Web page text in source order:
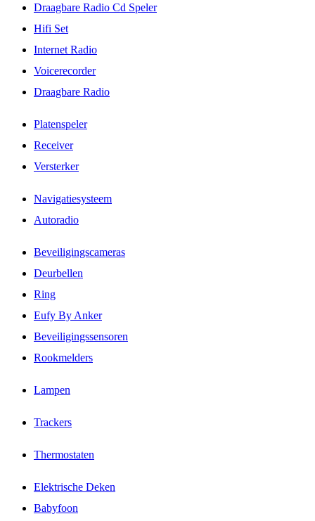
Draagbare Radio Cd Speler
Hifi Set
Internet Radio
Voicerecorder
Draagbare Radio
Platenspeler
Receiver
Versterker
Navigatiesysteem
Autoradio
Beveiligingscameras
Deurbellen
Ring
Eufy By Anker
Beveiligingssensoren
Rookmelders
Lampen
Trackers
Thermostaten
Elektrische Deken
Babyfoon